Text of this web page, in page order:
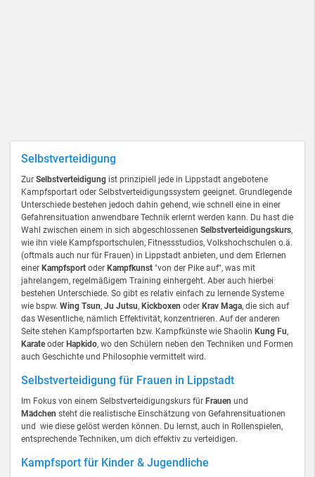
Selbstverteidigung
Zur Selbstverteidigung ist prinzipiell jede in Lippstadt angebotene
Kampfsportart oder Selbstverteidigungssystem geeignet. Grundlegende
Unterschiede bestehen jedoch dahin gehend, wie schnell eine in einer
Gefahrensituation anwendbare Technik erlernt werden kann. Du hast die
Wahl zwischen einem in sich abgeschlossenen Selbstverteidigungskurs,
wie ihn viele Kampfsportschulen, Fitnessstudios, Volkshochschulen o.ä.
(oftmals auch nur für Frauen) in Lippstadt anbieten, und dem Erlernen
einer Kampfsport oder Kampfkunst "von der Pike auf", was mit
jahrelangem, regelmäßigem Training einhergeht. Aber auch hierbei
bestehen Unterschiede. So gibt es relativ einfach zu lernende Systeme
wie bspw. Wing Tsun, Ju Jutsu, Kickboxen oder Krav Maga, die sich auf
das Wesentliche, nämlich Effektivität, konzentrieren. Auf der anderen
Seite stehen Kampfsportarten bzw. Kampfkünste wie Shaolin Kung Fu,
Karateoder Hapkido, wo den Schülern neben den Techniken und Formen
auch Geschichte und Philosophie vermittelt wird.
Selbstverteidigung für Frauen in Lippstadt
Im Fokus von einem Selbstverteidigungskurs für Frauen und
Mädchen steht die realistische Einschätzung von Gefahrensituationen
und wie diese gelöst werden können. Du lernst, auch in Rollenspielen,
entsprechende Techniken, um dich effektiv zu verteidigen.
Kampfsport für Kinder & Jugendliche